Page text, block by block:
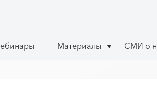
Материалы СМИ о
Материалы СМИ о